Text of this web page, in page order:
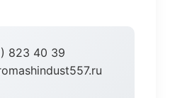
823 40 39